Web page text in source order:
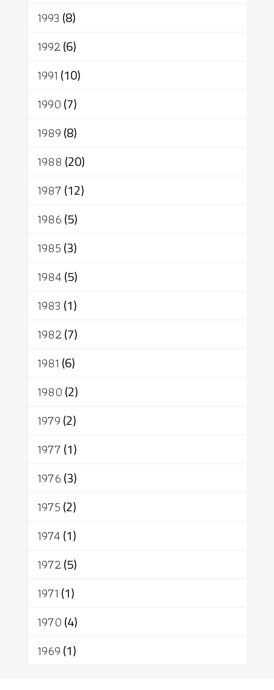
1993 (8)
1992(6)
1991 (10)
1990(7)
1989(8)
1988 (20)
1987(12)
1986(5)
1985(3)
1984(5)
1983 (1)
1982(7)
1981 (6)
1980(2)
1979(2)
1977(1)
1976(3)
1975(2)
1974(1)
1972(5)
1971 (1)
1970(4)
1969(1)